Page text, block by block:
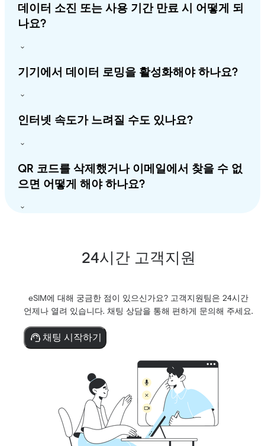
데이터 소진 또는 사용 기간 만료 시 어떻게 되
나요?
기기에서 데이터 로밍을 활성화해야 하나요?
인터넷 속도가 느려질 수도 있나요?
QR 코드를 삭제했거나 이메일에서 찾을 수 없
으면 어떻게 해야 하나요?
24시간 고객지원
eSIM에 대해 궁금한 점이 있으신가요? 고객지원팀은 24시간
언제나 열려 있습니다. 채팅 상담을 통해 편하게 문의해 주세요.
채팅 시작하기